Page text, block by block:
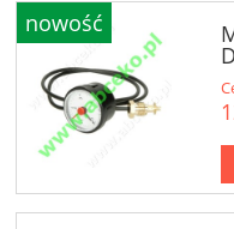
nowość